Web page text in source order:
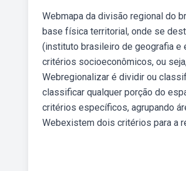
Webmapa da divisão regional do
base física territorial, onde se
(instituto brasileiro de geografia e
critérios socioeconômicos, ou
Webregionalizar é dividir ou
classificar qualquer porção do
critérios específicos, agrupando
Webexistem dois critérios para a